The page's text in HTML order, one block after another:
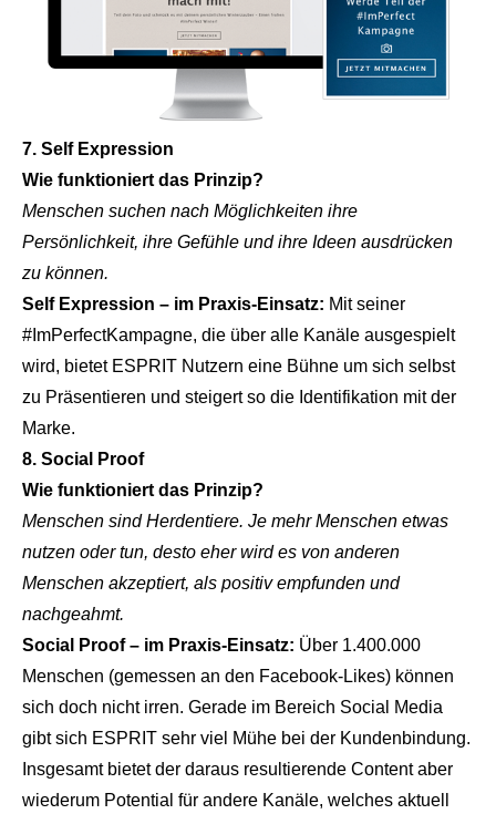
7. Self Expression
Wie funktioniert das Prinzip?
Menschen suchen nach Möglichkeiten ihre
Persönlichkeit, ihre Gefühle und ihre Ideen ausdrücken
zu können.
Self Expression – im Praxis-Einsatz: Mit seiner
#ImPerfectKampagne, die über alle Kanäle ausgespielt
wird, bietet ESPRIT Nutzern eine Bühne um sich selbst
zu Präsentieren und steigert so die Identifikation mit der
Marke.
8. Social Proof
Wie funktioniert das Prinzip?
Menschen sind Herdentiere. Je mehr Menschen etwas
nutzen oder tun, desto eher wird es von anderen
Menschen akzeptiert, als positiv empfunden und
nachgeahmt.
Social Proof – im Praxis-Einsatz: Über 1.400.000
Menschen (gemessen an den Facebook-Likes) können
sich doch nicht irren. Gerade im Bereich Social Media
gibt sich ESPRIT sehr viel Mühe bei der Kundenbindung.
Insgesamt bietet der daraus resultierende Content aber
wiederum Potential für andere Kanäle, welches aktuell